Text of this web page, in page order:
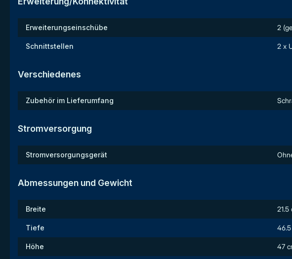
Erweiterungseinschübe 2
Schnittstellen 2 x
Verschiedenes
Zubehör im Lieferumfang
Stromversorgung
Stromversorgungsgerät
Abmessungen und Gewicht
Breite 21.5
Tiefe
Höhe 47